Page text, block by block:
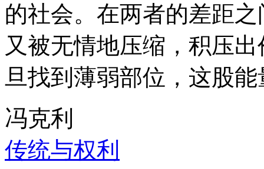
的社会。在两者的差距
又被无情地压缩，积压
旦找到薄弱部位，这股
冯克利
传统与权利